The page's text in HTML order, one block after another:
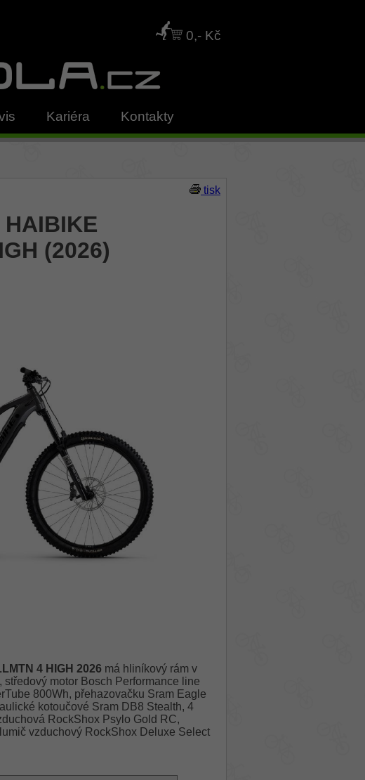
0,- Kč
Kariéra Kontakty
tisk
(2026)
4 HIGH 2026 má hliníkový rám v
motor Bosch Performance line
800Wh, přehazovačku Sram Eagle
kotoučové Sram DB8 Stealth, 4
RockShox Psylo Gold RC,
vzduchový RockShox Deluxe Select